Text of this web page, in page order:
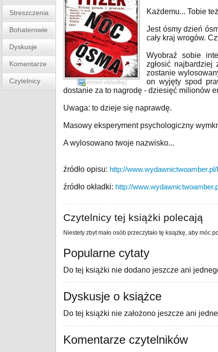
Streszczenia
Bohaterowie
Dyskusje
Komentarze
Czytelnicy [ zmień okładkę]
Każdemu... Tobie
Jest ósmy dzień
cały kraj wrogów.
Wyobraź sobie
zgłosić najbardziej
zostanie
on wyjęty spod
dostanie za to nagrodę - dziesięć milionów
Uwaga: to dzieje się naprawdę.
Masowy eksperyment psychologiczny
A wylosowano twoje nazwisko...
źródło opisu: http://
źródło okładki: http://
Czytelnicy tej książki polecają
Niestety zbyt mało osób przeczytało tę książkę, aby móc
Popularne cytaty
Do tej książki nie dodano jeszcze ani
Dyskusje o książce
Do tej książki nie założono jeszcze ani
Komentarze czytelników